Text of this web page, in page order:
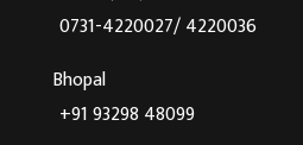
0731-4220027/ 4220036
Bhopal
+91 93298 48099